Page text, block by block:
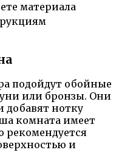
материала
подойдут обойные
или бронзы. Они
добавят нотку
комната имеет
рекомендуется
и